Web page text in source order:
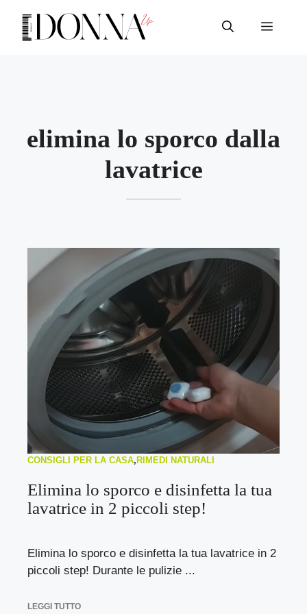
contenuto
Menu
elimina lo sporco dalla
lavatrice
CONSIGLI PER LA CASA, RIMEDI NATURALI
Elimina lo sporco e disinfetta la tua
lavatrice in 2 piccoli step!
Elimina lo sporco e disinfetta la tua lavatrice in 2
piccoli step! Durante le pulizie ...
LEGGI TUTTO